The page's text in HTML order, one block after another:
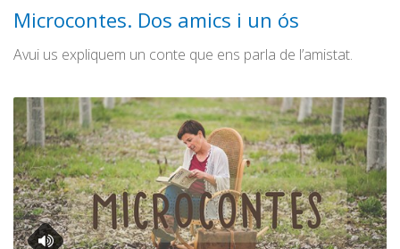
Microcontes. Dos amics i un ós
Avui us expliquem un conte que ens parla de l’amistat.